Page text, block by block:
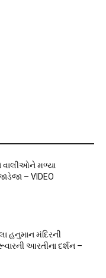
મળ્યા
– VIDEO
હનુમાન મંદિરની
આરતીના દર્શન –